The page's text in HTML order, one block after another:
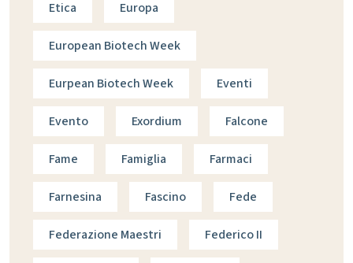
Etica Europa
European Biotech Week
Eurpean Biotech Week Eventi
Evento Exordium Falcone
Fame Famiglia Farmaci
Farnesina Fascino Fede
Federazione Maestri Federico II